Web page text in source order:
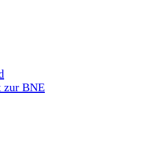
zur BNE